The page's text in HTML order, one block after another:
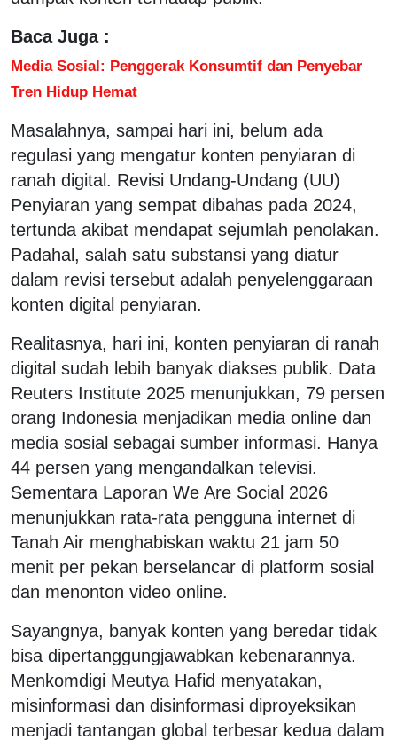
Baca Juga :
Media Sosial: Penggerak Konsumtif dan Penyebar
Tren Hidup Hemat
Masalahnya, sampai hari ini, belum ada
regulasi yang mengatur konten penyiaran di
ranah digital. Revisi Undang-Undang (UU)
Penyiaran yang sempat dibahas pada 2024,
tertunda akibat mendapat sejumlah penolakan.
Padahal, salah satu substansi yang diatur
dalam revisi tersebut adalah penyelenggaraan
konten digital penyiaran.
Realitasnya, hari ini, konten penyiaran di ranah
digital sudah lebih banyak diakses publik. Data
Reuters Institute 2025 menunjukkan, 79 persen
orang Indonesia menjadikan media online dan
media sosial sebagai sumber informasi. Hanya
44 persen yang mengandalkan televisi.
Sementara Laporan We Are Social 2026
menunjukkan rata-rata pengguna internet di
Tanah Air menghabiskan waktu 21 jam 50
menit per pekan berselancar di platform sosial
dan menonton video online.
Sayangnya, banyak konten yang beredar tidak
bisa dipertanggungjawabkan kebenarannya.
Menkomdigi Meutya Hafid menyatakan,
misinformasi dan disinformasi diproyeksikan
menjadi tantangan global terbesar kedua dalam